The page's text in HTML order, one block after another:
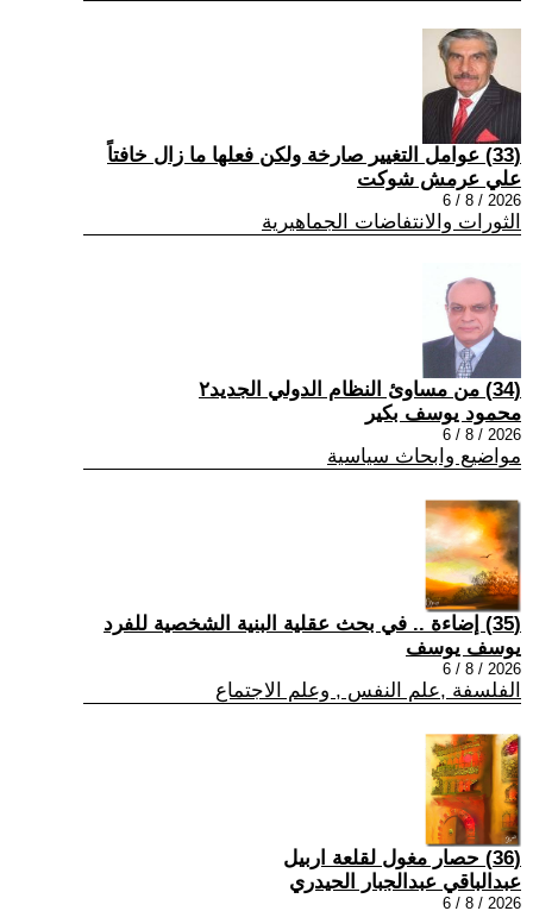
(33) عوامل التغيير صارخة ولكن فعلها ما زال خافتاً
علي عرمش شوكت
2026 / 8 / 6
الثورات والانتفاضات الجماهيرية
(34) من مساوئ النظام الدولي الجديد٢
محمود يوسف بكير
2026 / 8 / 6
مواضيع وابحاث سياسية
(35) إضاءة .. في بحث عقلية البنية الشخصية للفرد
يوسف يوسف
2026 / 8 / 6
الفلسفة ,علم النفس , وعلم الاجتماع
(36) حصار مغول لقلعة اربيل
عبدالباقي عبدالجبار الحيدري
2026 / 8 / 6